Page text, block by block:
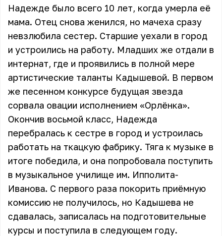
Надежде было всего 10 лет, когда умерла её
мама. Отец снова женился, но мачеха сразу
невзлюбила сестер. Старшие уехали в город
и устроились на работу. Младших же отдали в
интернат, где и проявились в полной мере
артистические таланты Кадышевой. В первом
же песенном конкурсе будущая звезда
сорвала овации исполнением «Орлёнка».
Окончив восьмой класс, Надежда
перебралась к сестре в город и устроилась
работать на ткацкую фабрику. Тяга к музыке в
итоге победила, и она попробовала поступить
в музыкальное училище им. Ипполита-
Иванова. С первого раза покорить приёмную
комиссию не получилось, но Кадышева не
сдавалась, записалась на подготовительные
курсы и поступила в следующем году.